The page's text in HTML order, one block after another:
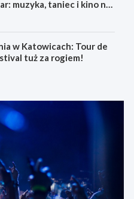
muzyka, taniec i kino na
w Katowicach: Tour de
tuż za rogiem!